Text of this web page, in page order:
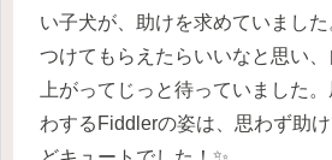
い子犬が、助けを求めていまし
つけてもらえたらいいなと思い
上がってじっと待っていました
わするFiddlerの姿は、思わず助